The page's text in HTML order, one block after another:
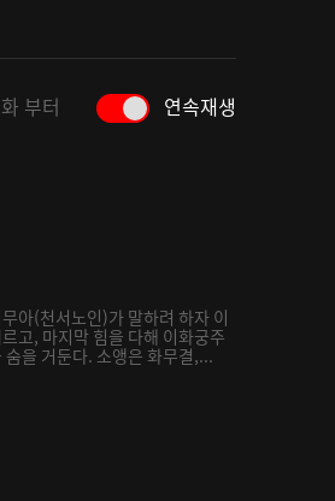
부터 연속재생
아(천서노인)가 말하려 하자 이
고, 마지막 힘을 다해 이화궁주
을 거둔다. 소앵은 화무결,...